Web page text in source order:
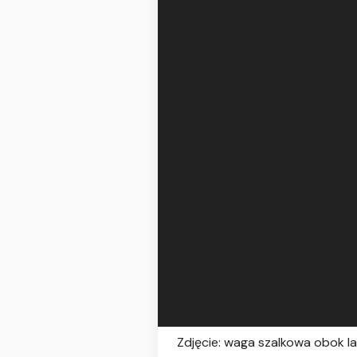
Zdjęcie: waga szalkowa obok